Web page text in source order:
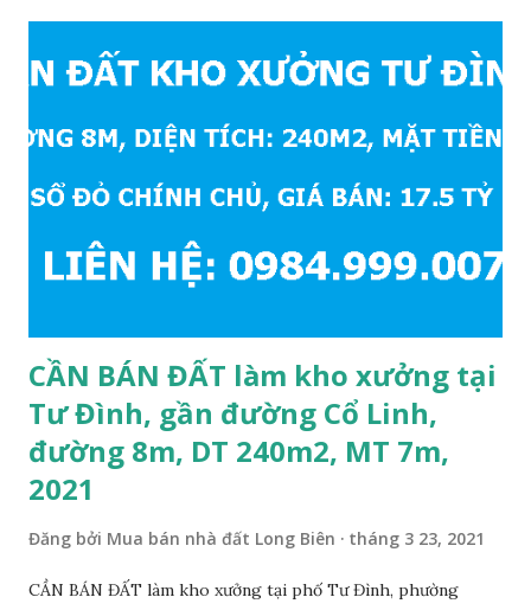
Khối khoảng 300m. Cách vòng xuyến cuối đường Cổ Linh và
sẽ rất đẹp, lý tưởng để ở, văn phòng, hoặc xây căn hộ cho
10m và vỉa hè rộng 3m, hướng Đông Nam; * Pháp lý: sổ đỏ
chính chủ; * Giá bán: 6.15 tỷ, có thương lượng với khách
thiện chí mua; Liên hệ: Mr Cường, Tel: 0984999007...
CẦN BÁN ĐẤT làm kho xưởng tại
Tư Đình, gần đường Cổ Linh,
đường 8m, DT 240m2, MT 7m,
2021
Đăng bởi Mua bán nhà đất Long Biên tháng 3 23, 2021
CẦN BÁN ĐẤT làm kho xưởng tại phố Tư Đình, phường